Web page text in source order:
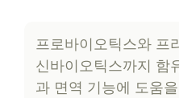
프로바이오틱스와 프
신바이오틱스까지 함
과 면역 기능에 도움을